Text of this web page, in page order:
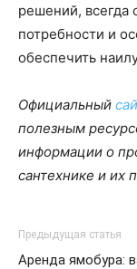
решений, всегда
потребности и
обеспечить
Официальный
полезным
информации о
сантехнике и их
Предыдущая статья
Аренда ямобура: